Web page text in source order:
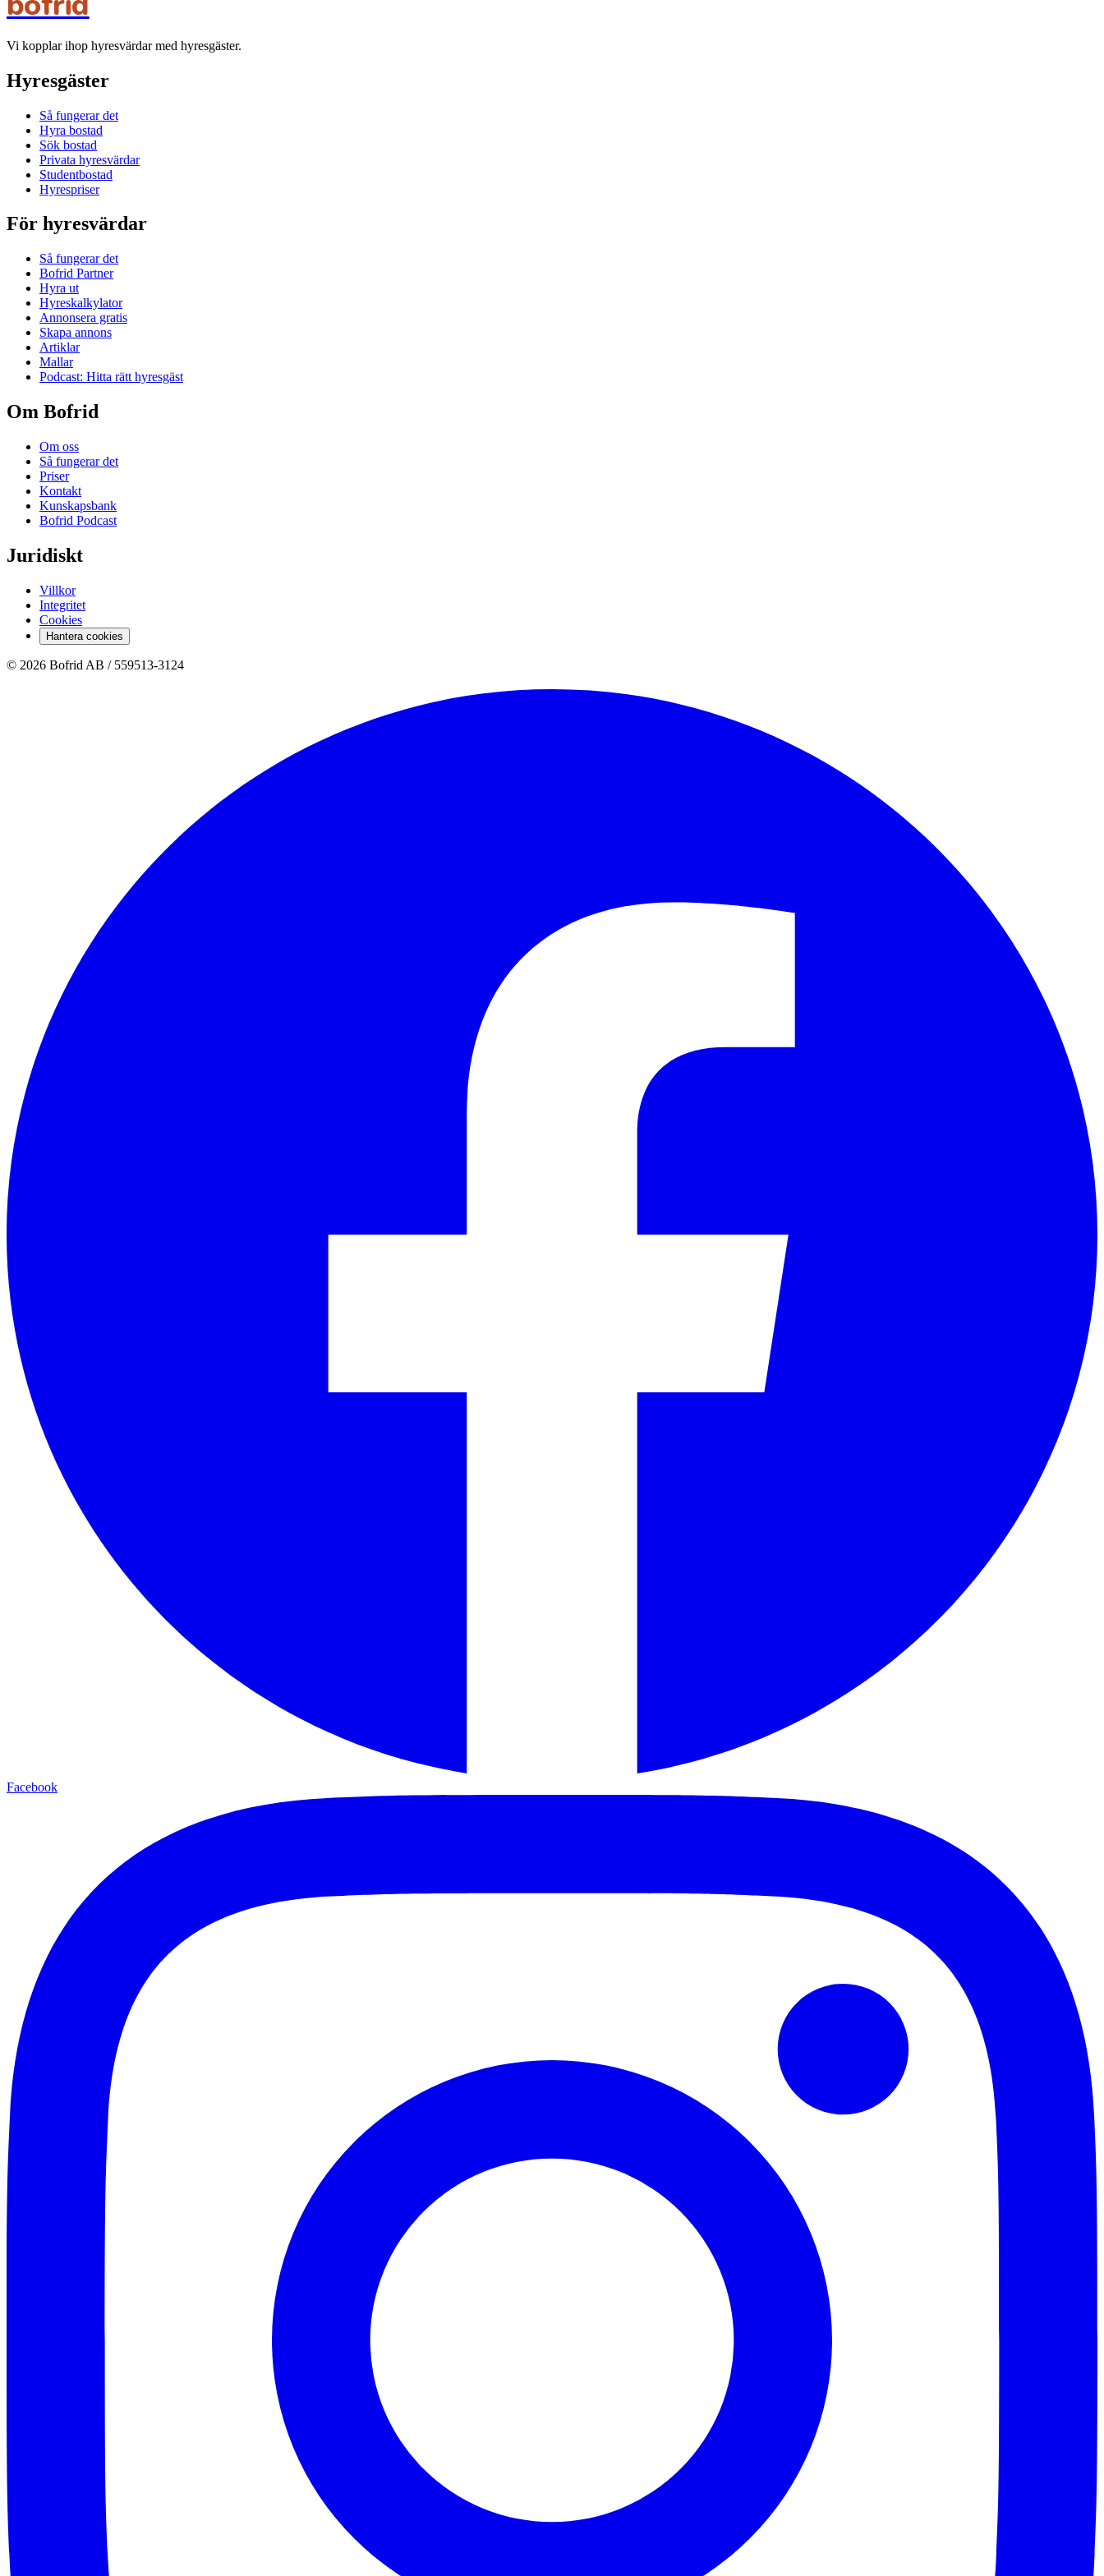
Vi kopplar ihop hyresvärdar med hyresgäster.
Hyresgäster
Så fungerar det
Hyra bostad
Sök bostad
Privata hyresvärdar
Studentbostad
Hyrespriser
För hyresvärdar
Så fungerar det
Bofrid Partner
Hyra ut
Hyreskalkylator
Annonsera gratis
Skapa annons
Artiklar
Mallar
Podcast: Hitta rätt hyresgäst
Om Bofrid
Om oss
Så fungerar det
Priser
Kontakt
Kunskapsbank
Bofrid Podcast
Juridiskt
Villkor
Integritet
Cookies
Hantera cookies
© 2026 Bofrid AB / 559513-3124
Facebook